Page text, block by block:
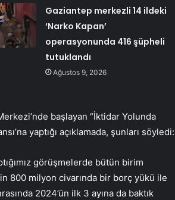
Gaziantep merkezli 14 ildeki
‘Narko Kapan’
operasyonunda 416 şüpheli
tutuklandı
Ağustos 9, 2026
başlayan “İktidar Yolunda
yaptığı açıklamada, şunları söyledi:
görüşmelerde bütün birim
800 milyon civarında bir borç yükü ile
2024’ün ilk 3 ayına da baktık